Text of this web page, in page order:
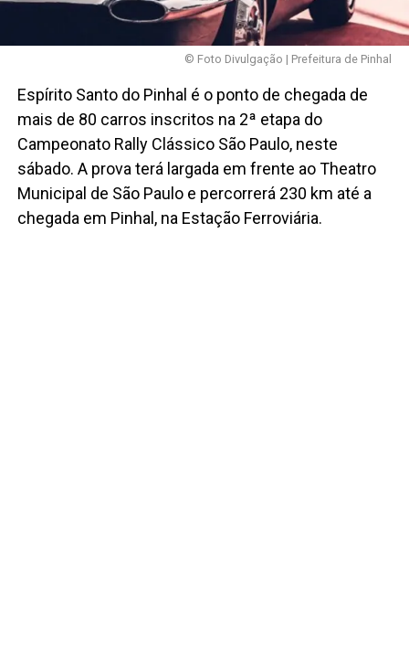
© Foto Divulgação | Prefeitura de Pinhal
Espírito Santo do Pinhal é o ponto de chegada de
mais de 80 carros inscritos na 2ª etapa do
Campeonato Rally Clássico São Paulo, neste
sábado. A prova terá largada em frente ao Theatro
Municipal de São Paulo e percorrerá 230 km até a
chegada em Pinhal, na Estação Ferroviária.